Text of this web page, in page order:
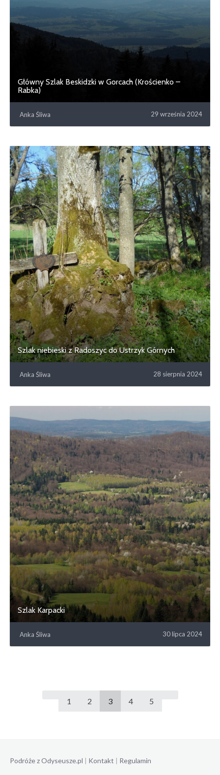
Główny Szlak Beskidzki w Gorcach (Krościenko –
Rabka)
Anka Śliwa 29 września 2024
Szlak niebieski z Radoszyc do Ustrzyk Górnych
Anka Śliwa 28 sierpnia 2024
Szlak Karpacki
Anka Śliwa 30 lipca 2024
1 2 3 4 5
Podróże z Odyseusze.pl | Kontakt | Regulamin